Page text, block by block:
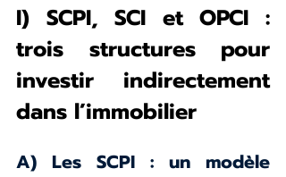
I) SCPI, SCI et OPCI :
trois structures pour
investir indirectement
dans l’immobilier
A) Les SCPI : un modèle